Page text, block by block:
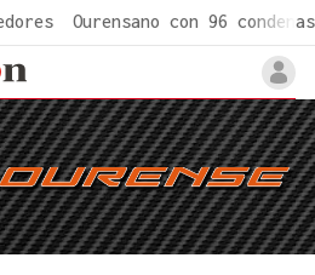
Ourensano con 96 condenas